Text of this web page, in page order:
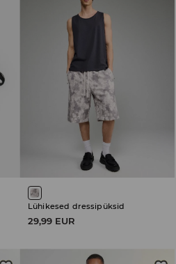
Lühikesed dressipüksid
29,99 EUR